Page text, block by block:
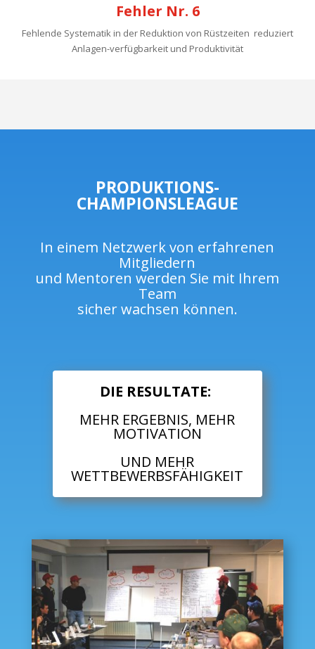
Fehler Nr. 6
Fehlende Systematik in der Reduktion von Rüstzeiten reduziert
Anlagen-verfügbarkeit und Produktivität
PRODUKTIONS-
CHAMPIONSLEAGUE
In einem Netzwerk von erfahrenen
Mitgliedern
und Mentoren werden Sie mit Ihrem
Team
sicher wachsen können.
DIE RESULTATE:
MEHR ERGEBNIS, MEHR
MOTIVATION
UND MEHR
WETTBEWERBSFÄHIGKEIT